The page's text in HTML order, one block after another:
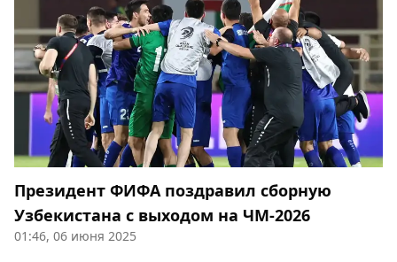
Президент ФИФА поздравил сборную
Узбекистана с выходом на ЧМ-2026
01:46, 06 июня 2025